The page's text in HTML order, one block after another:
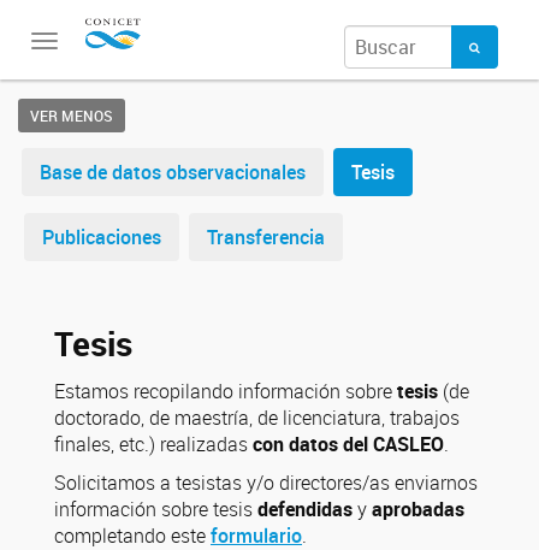
Toggle
VER MENOS
Base de datos observacionales Tesis
Publicaciones Transferencia
Tesis
Estamos recopilando información sobretesis (de
doctorado, de maestría, de licenciatura, trabajos
finales, etc.) realizadascon datos del CASLEO.
Solicitamos a tesistas y/o directores/as enviarnos
información sobre tesisdefendidasyaprobadas
completando esteformulario.